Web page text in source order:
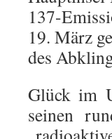
137-
19. März
des
Glück im
seinen